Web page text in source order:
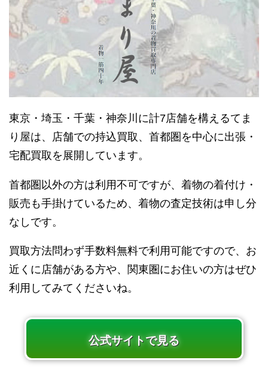
東京・埼玉・千葉・神奈川に計7店舗を構えるてま
り屋は、店舗での持込買取、首都圏を中心に出張・
宅配買取を展開しています。
首都圏以外の方は利用不可ですが、着物の着付け・
販売も手掛けているため、着物の査定技術は申し分
なしです。
買取方法問わず手数料無料で利用可能ですので、お
近くに店舗がある方や、関東圏にお住いの方はぜひ
利用してみてくださいね。
公式サイトで見る